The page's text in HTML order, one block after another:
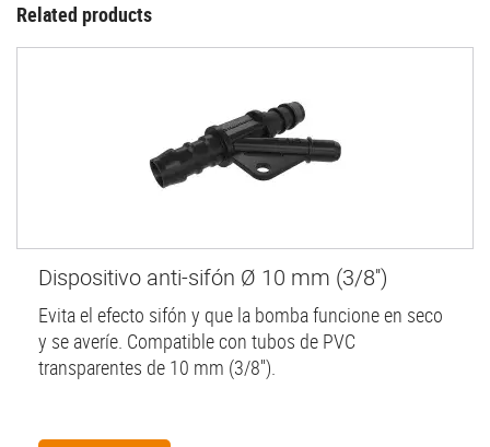
Related products
Dispositivo anti-sifón Ø 10 mm (3/8'')
Evita el efecto sifón y que la bomba funcione en seco
y se averíe. Compatible con tubos de PVC
transparentes de 10 mm (3/8'').